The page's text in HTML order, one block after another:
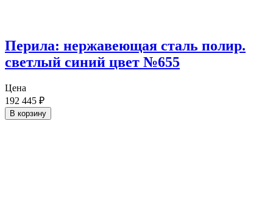
Перила: нержавеющая сталь полир.
светлый синий цвет №655
Цена
192 445 ₽
В корзину